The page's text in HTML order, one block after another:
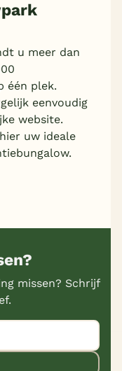
u meer dan
één plek.
eenvoudig
website.
uw ideale
missen? Schrijf